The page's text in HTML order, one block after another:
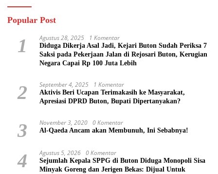
Popular Post
1 Agustus 28, 2025 1 Komentar
Diduga Dikerja Asal Jadi, Kejari Buton Sudah Periksa 7
Saksi pada Pekerjaan Jalan di Rejosari Buton, Kerugian
Negara Capai Rp 100 Juta Lebih
2 September 4, 2025 1 Komentar
Aktivis Beri Ucapan Terimakasih ke Masyarakat,
Apresiasi DPRD Buton, Bupati Dipertanyakan?
3 November 3, 2020 0 Komentar
Al-Qaeda Ancam akan Membunuh, Ini Sebabnya!
4 Agustus 5, 2026 0 Komentar
Sejumlah Kepala SPPG di Buton Diduga Monopoli Sisa
Minyak Goreng dan Jerigen Bekas: Dijual Untuk